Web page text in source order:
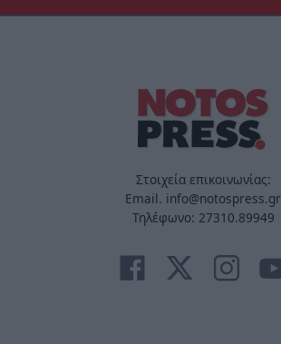
Στοιχεία επικοινωνίας:
Email. info@notospress.gr
Τηλέφωνο: 27310.89949